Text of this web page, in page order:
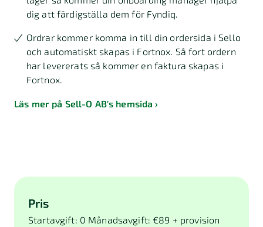
dig att färdigställa dem för Fyndiq.
Ordrar kommer komma in till din ordersida i Sello
och automatiskt skapas i Fortnox. Så fort ordern
har levererats så kommer en faktura skapas i
Fortnox.
Läs mer på Sell-O AB's hemsida
Pris
Startavgift: 0 Månadsavgift: €89 + provision